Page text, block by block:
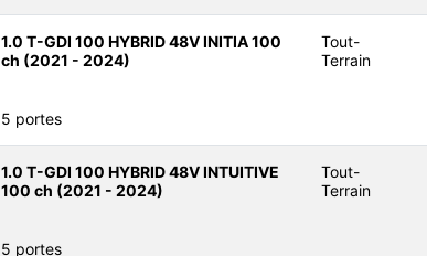
1.0 T-GDI 100 HYBRID 48V INITIA 100
ch (2021 - 2024)
Tout-
Terrain
5 portes
1.0 T-GDI 100 HYBRID 48V INTUITIVE
100 ch (2021 - 2024)
Tout-
Terrain
5 portes